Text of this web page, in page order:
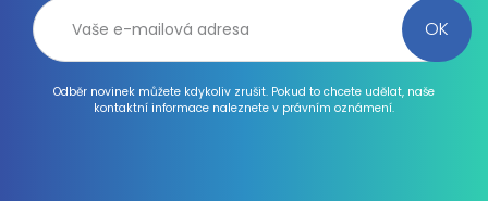
Odběr novinek můžete kdykoliv zrušit. Pokud to chcete udělat, naše
kontaktní informace naleznete v právním oznámení.